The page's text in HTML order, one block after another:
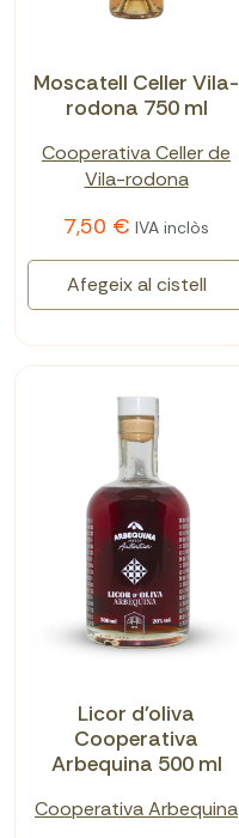
Moscatell Celler Vila-
rodona 750 ml
Cooperativa Celler de
Vila-rodona
7,50 € IVA inclòs
Afegeix al cistell
Licor d'oliva
Cooperativa
Arbequina 500 ml
Cooperativa Arbequina